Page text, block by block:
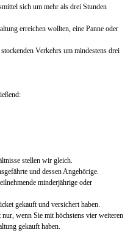
sich um mehr als drei Stunden
erreichen wollten, eine Panne oder
Verkehrs um mindestens drei
stellen wir gleich.
und dessen Angehörige.
minderjährige oder
gekauft und versichert haben.
wenn Sie mit höchstens vier weiteren
gekauft haben.